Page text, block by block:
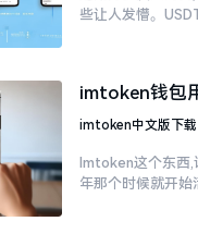
些让人发懵。
imtoken钱包
imtoken中文版下载
Imtoken这个东西
年那个时候就开始